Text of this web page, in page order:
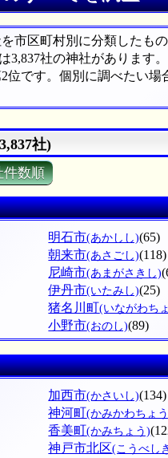
市区町村別に分類したも
3,837社の神社があります
位です。個別に調べたい
社)
件数順
明石市(あかしし)
朝来市(あさごし)
尼崎市(あまがさきし)
伊丹市(いたみし)
猪名川町(いながわち
小野市(おのし)(89)
加西市(かさいし)
神河町(かみかわちょ
香美町(かみちょう)
神戸市北区(こうべし